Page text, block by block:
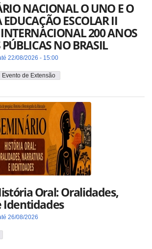
NACIONAL O UNO E O
ESCOLAR II
200 ANOS
PÚBLICAS NO BRASIL
22/08/2026 - 15:00
Evento de Extensão
Oral: Oralidades,
Identidades
26/08/2026